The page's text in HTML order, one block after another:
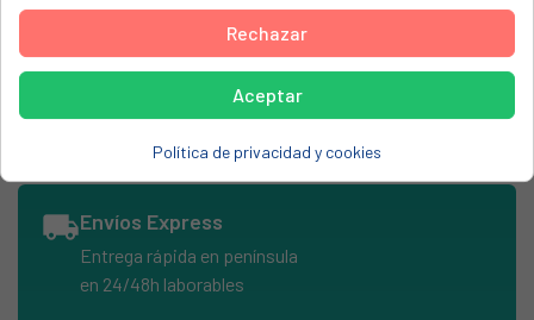
Limpia el soldador y desoxida las piezas a soldar.
Contenido 50 c.c.
local_shippingEnvíos Express
Entrega rápida en península
en 24/48h laborables
Rechazar
Aceptar
Política de privacidad y cookies